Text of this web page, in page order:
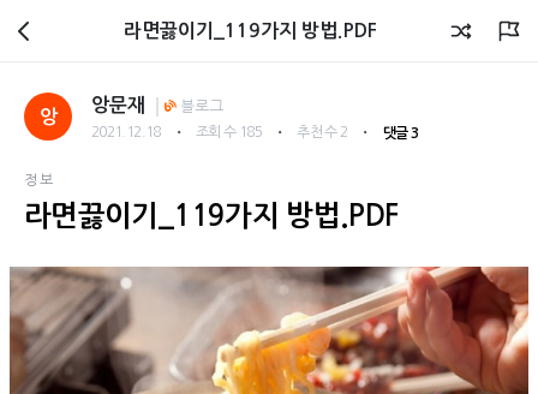
회원광장
라면끓이기_119가지 방법.PDF
앙
앙문재 블로그
2021.12.18 ・ 조회 수 185 ・ 추천 수 2 ・ 댓글 3
정보
라면끓이기_119가지 방법.PDF